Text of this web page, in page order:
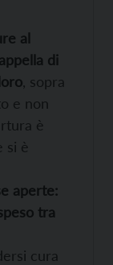
al
appella di
, sopra
e non
è
si è
aperte:
tra
cura